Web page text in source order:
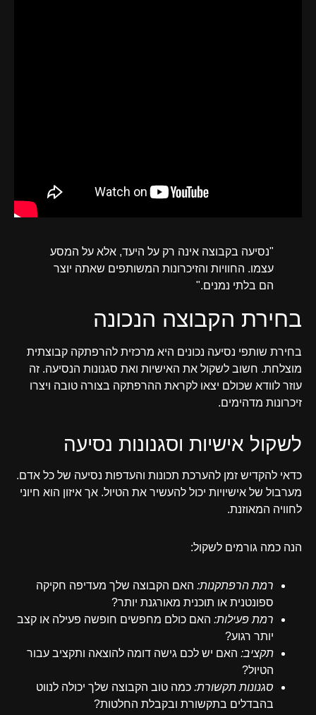
"נסיעה בקבוצה אינה רק על היעד, אלא על המסע
עצמו. החוויות והזיכרונות המשותפים שאתה יוצר
הם בלתי נמנים."
בחירת הקבוצה הנכונה
בחירת שותפי נסיעה נכונים היא מרכזית להרפתקה קבוצתית
מוצלחת. חשוב לשקול את האישיות ואת סגנונות הנסיעה. זה
עוזר לוודא שכולם יצאו לקראת ההרפתקה בצורה טובה ויצרו
זיכרונות מדהימים.
לשקול אישיות וסגנונות נסיעה
כדאי להקדיש זמן להערכת תכונות והעדפות נסיעה של כל אדם.
מערבול של אישיויות יכול להעשיר את הטיול. אך איזון הוא חיוני
לחוויה המאוזנת.
הנה כמה גורמים לשקול:
רמת הרפתקנות: האם הקבוצה שלך מעדיפה חקיקה
ספונטנית או תוכנית מאורגנת יותר?
רמת פעילות: האם כולם מחפשים חופשה פעילה או קצב
יותר רגוע?
תקציב: האם יש לכם גישה דומה להוצאה ותקציב עבור
הטיול?
סגנונות תקשורת: כמה טוב הקבוצה שלך יכולה לנווט
בהבדלים בתקשורת ובקבלת החלטות?